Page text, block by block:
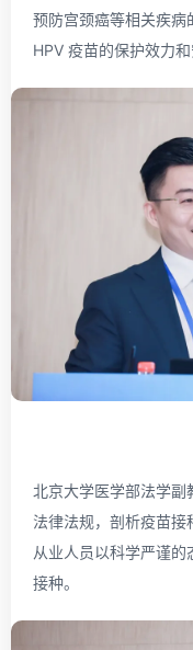
预防宫颈癌等相关疾病
HPV 疫苗的保护效力和
北京大学医学部法学
法律法规，剖析疫苗
从业人员以科学严谨
接种。